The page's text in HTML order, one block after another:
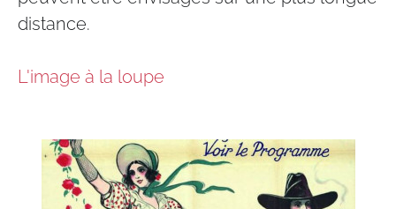
distance.
L'image à la loupe